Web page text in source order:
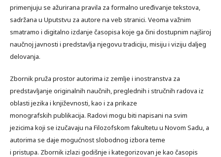
primenjuju se ažurirana pravila za formalno uređivanje tekstova,
sadržana u Uputstvu za autore na veb stranici. Veoma važnim
smatramo i digitalno izdanje časopisa koje ga čini dostupnim najširoj
naučnoj javnosti i predstavlja njegovu tradiciju, misiju i viziju daljeg
delovanja.
Zbornik pruža prostor autorima iz zemlјe i inostranstva za
predstavlјanje originalnih naučnih, preglednih i stručnih radova iz
oblasti jezika i književnosti, kao i za prikaze
monografskih publikacija. Radovi mogu biti napisani na svim
jezicima koji se izučavaju na Filozofskom fakultetu u Novom Sadu, a
autorima se daje mogućnost slobodnog izbora teme
i pristupa. Zbornik izlazi godišnje i kategorizovan je kao časopis